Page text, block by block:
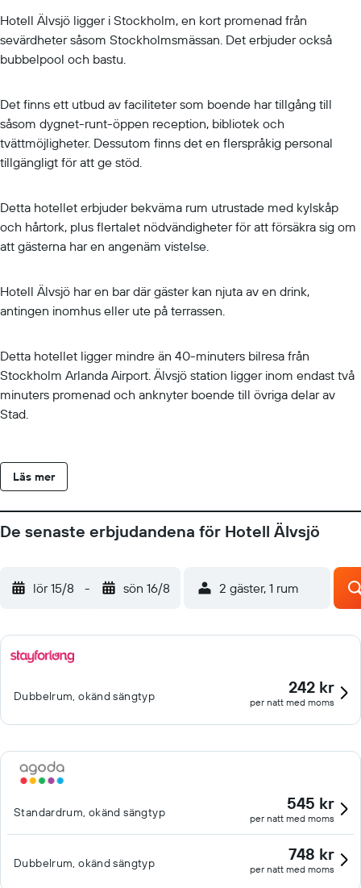
Hotell Älvsjö ligger i Stockholm, en kort promenad från
sevärdheter såsom Stockholmsmässan. Det erbjuder också
bubbelpool och bastu.
Det finns ett utbud av faciliteter som boende har tillgång till
såsom dygnet-runt-öppen reception, bibliotek och
tvättmöjligheter. Dessutom finns det en flerspråkig personal
tillgängligt för att ge stöd.
Detta hotellet erbjuder bekväma rum utrustade med kylskåp
och hårtork, plus flertalet nödvändigheter för att försäkra sig om
att gästerna har en angenäm vistelse.
Hotell Älvsjö har en bar där gäster kan njuta av en drink,
antingen inomhus eller ute på terrassen.
Detta hotellet ligger mindre än 40-minuters bilresa från
Stockholm Arlanda Airport. Älvsjö station ligger inom endast två
minuters promenad och anknyter boende till övriga delar av
Stad.
Läs mer
De senaste erbjudandena för Hotell Älvsjö
lör 15/8 - sön 16/8 2 gäster, 1 rum
Dubbelrum, okänd sängtyp 242 kr
per natt med moms
Standardrum, okänd sängtyp 545 kr
per natt med moms
Dubbelrum, okänd sängtyp 748 kr
per natt med moms